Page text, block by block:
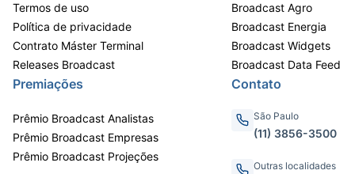
Termos de uso
Política de privacidade
Contrato Máster Terminal
Releases Broadcast
Broadcast Agro
Broadcast Energia
Broadcast Widgets
Broadcast Data Feed
Premiações
Prêmio Broadcast Analistas
Prêmio Broadcast Empresas
Prêmio Broadcast Projeções
Contato
São Paulo
(11) 3856-3500
Outras localidades